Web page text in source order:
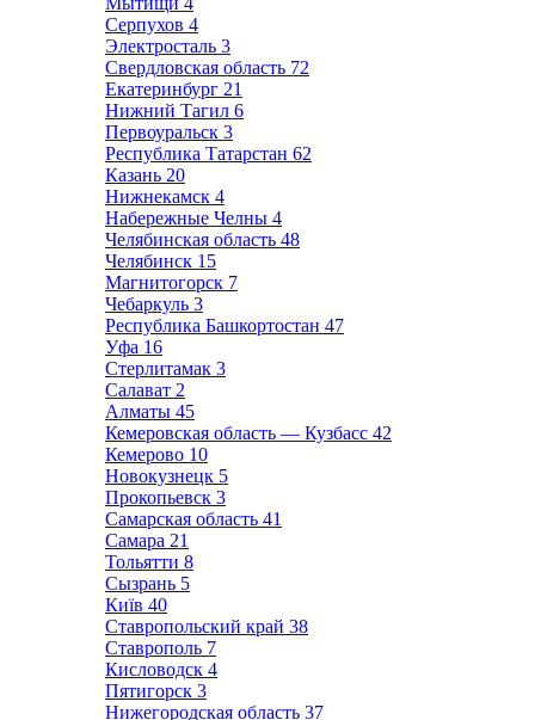
Серпухов 4
Электросталь 3
Свердловская область 72
Екатеринбург 21
Нижний Тагил 6
Первоуральск 3
Республика Татарстан 62
Казань 20
Нижнекамск 4
Набережные Челны 4
Челябинская область 48
Челябинск 15
Магнитогорск 7
Чебаркуль 3
Республика Башкортостан 47
Уфа 16
Стерлитамак 3
Салават 2
Алматы 45
Кемеровская область — Кузбасс 42
Кемерово 10
Новокузнецк 5
Прокопьевск 3
Самарская область 41
Самара 21
Тольятти 8
Сызрань 5
Київ 40
Ставропольский край 38
Ставрополь 7
Кисловодск 4
Пятигорск 3
Нижегородская область 37